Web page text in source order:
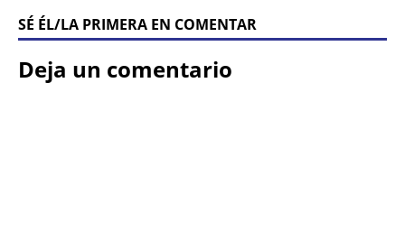
SÉ ÉL/LA PRIMERA EN COMENTAR
Deja un comentario